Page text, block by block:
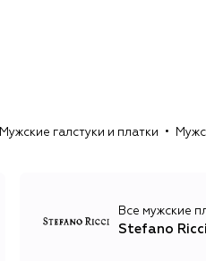
де-пуль, ромбами и другими
Мужские галстуки и платки
Все мужские
Stefano Ricci